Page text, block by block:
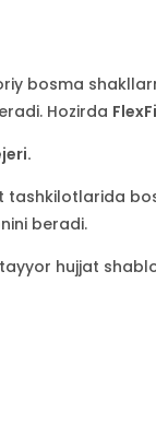
bosma
Hozirda
tashkilotlarida
beradi.
hujjat